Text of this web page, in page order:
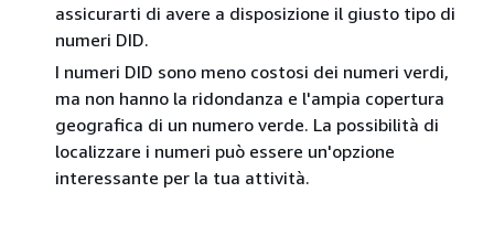
assicurarti di avere a disposizione il giusto tipo di
numeri DID.
I numeri DID sono meno costosi dei numeri verdi,
ma non hanno la ridondanza e l'ampia copertura
geografica di un numero verde. La possibilità di
localizzare i numeri può essere un'opzione
interessante per la tua attività.